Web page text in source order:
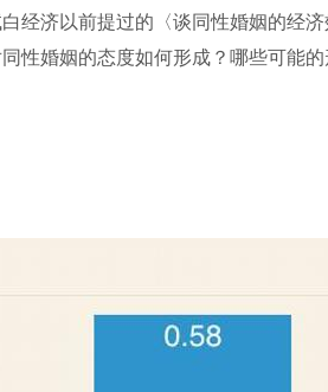
经济以前提过的〈谈同性婚姻的经济
性婚姻的态度如何形成？哪些可能的